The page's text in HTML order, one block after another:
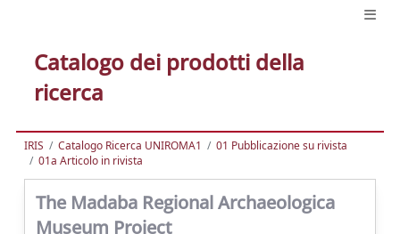
Catalogo dei prodotti della
ricerca
IRIS Catalogo Ricerca UNIROMA1
01 Pubblicazione su rivista
01a Articolo in rivista
The Madaba Regional Archaeologica
Museum Project